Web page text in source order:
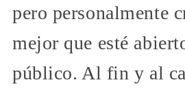
pero personalmente
mejor que esté
público. Al fin y al